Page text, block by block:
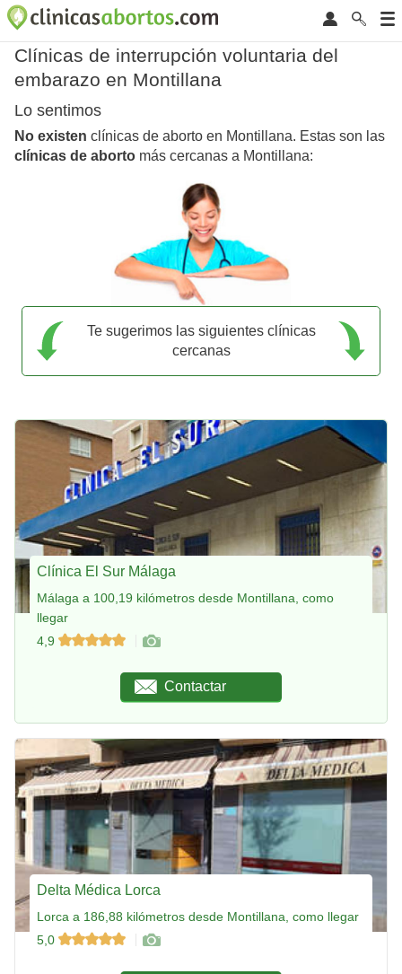
Clínicas de interrupción voluntaria del
embarazo en Montillana
Lo sentimos
No existen clínicas de aborto en Montillana. Estas son las
clínicas de aborto más cercanas a Montillana:
Te sugerimos las siguientes clínicas
cercanas
Clínica El Sur Málaga
Málaga a 100,19 kilómetros desde Montillana, como
llegar
4,9
Contactar
Delta Médica Lorca
Lorca a 186,88 kilómetros desde Montillana, como llegar
5,0